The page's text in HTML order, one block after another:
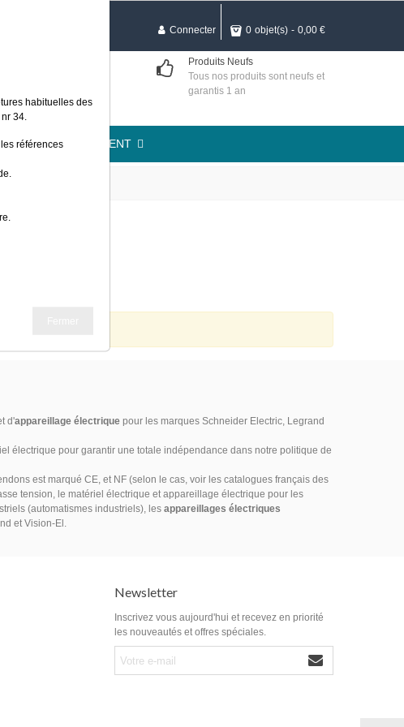
Connecter 0 objet(s) - 0,00 €
Produits Neufs
Tous nos produits sont neufs et
garantis 1 an
SÉLECTION LOGEMENT
béton
d'appareillage électriquepour les marques Schneider Electric, Legrand
électrique pour garantir une totale indépendance dans notre politique de
est marqué CE, et NF (selon le cas, voir les catalogues français des
tension, le matériel électrique et appareillage électrique pour les
(automatismes industriels), les appareillages électriques
et Vision-El.
Newsletter
Inscrivez vous aujourd'hui et recevez en priorité
les nouveautés et offres spéciales.
habituelles des
34.
références